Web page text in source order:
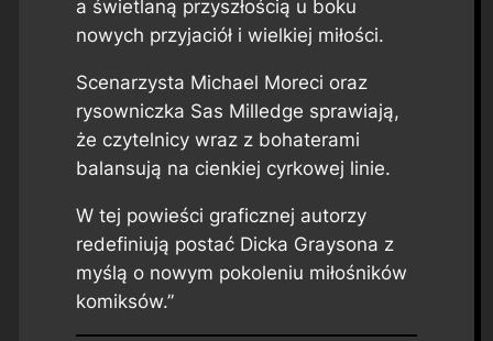
a świetlaną przyszłością u boku
nowych przyjaciół i wielkiej miłości.
Scenarzysta Michael Moreci oraz
rysowniczka Sas Milledge sprawiają,
że czytelnicy wraz z bohaterami
balansują na cienkiej cyrkowej linie.
W tej powieści graficznej autorzy
redefiniują postać Dicka Graysona z
myślą o nowym pokoleniu miłośników
komiksów.”